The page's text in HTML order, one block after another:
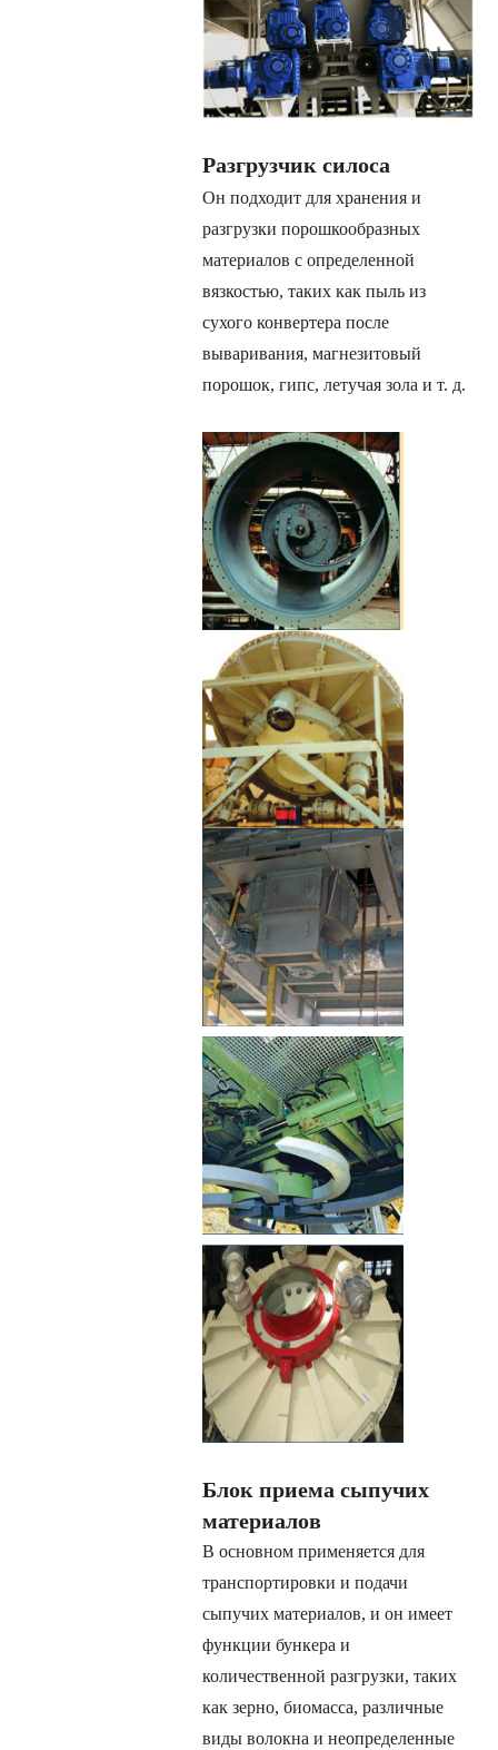
Разгрузчик силоса
Он подходит для хранения и
разгрузки порошкообразных
материалов с определенной
вязкостью, таких как пыль из
сухого конвертера после
вываривания, магнезитовый
порошок, гипс, летучая зола и т. д.
Блок приема сыпучих
материалов
В основном применяется для
транспортировки и подачи
сыпучих материалов, и он имеет
функции бункера и
количественной разгрузки, таких
как зерно, биомасса, различные
виды волокна и неопределенные